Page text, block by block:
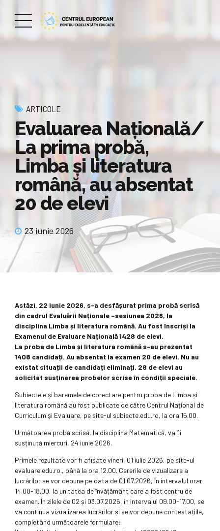
ARTICOLE
Evaluarea Națională/
La prima probă,
Limba și literatura
română, au absentat
20 de elevi
23 iunie 2026
Astăzi, 22 iunie 2026, s-a desfășurat prima probă scrisă
din cadrul Evaluării Naționale –sesiunea 2026, la
disciplina Limba și literatura română. Au fost înscriși la
Examenul de Evaluare Națională 1428 de elevi.
La proba de Limba și literatura română s-au prezentat
1408 candidați. Au absentat la examen 20 de elevi. Nu au
existat situații de candidați eliminați. 28 de elevi au
solicitat susținerea probelor scrise în condiții speciale.
Subiectele și baremele de corectare pentru proba de Limba și
literatura română au fost publicate de către Centrul Național de
Curriculum și Evaluare, pe site-ul subiecte.edu.ro, la ora 15.00.
Următoarea probă scrisă, la disciplina Matematică, va fi
susținută miercuri, 24 iunie 2026.
Primele rezultate vor fi afișate vineri, 01 iulie 2026, pe site-ul
evaluare.edu.ro., până la ora 12.00. Cererile de vizualizare a
lucrărilor se vor depune pe data de 01.07.2026, în intervalul orar
14.00-18.00, la unitatea de învățământ care a fost centru de
examen. În zilele de 02 și 03.07.2026, în intervalul 09.00-17.00, se
va continua vizualizarea lucrărilor și se vor depune contestațiile,
completând următoarele formulare: